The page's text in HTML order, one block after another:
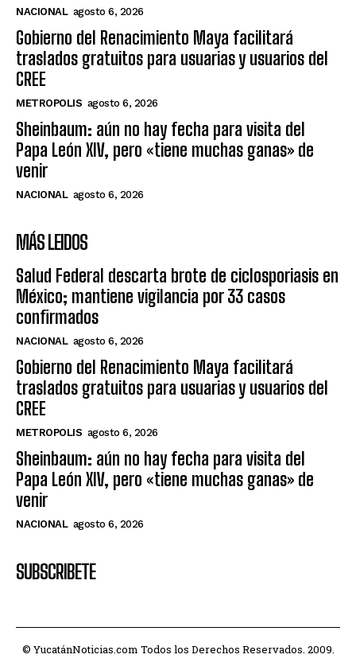
NACIONAL agosto 6, 2026
Gobierno del Renacimiento Maya facilitará
traslados gratuitos para usuarias y usuarios del
CREE
METROPOLIS agosto 6, 2026
Sheinbaum: aún no hay fecha para visita del
Papa León XIV, pero «tiene muchas ganas» de
venir
NACIONAL agosto 6, 2026
MÁS LEIDOS
Salud Federal descarta brote de ciclosporiasis en
México; mantiene vigilancia por 33 casos
confirmados
NACIONAL agosto 6, 2026
Gobierno del Renacimiento Maya facilitará
traslados gratuitos para usuarias y usuarios del
CREE
METROPOLIS agosto 6, 2026
Sheinbaum: aún no hay fecha para visita del
Papa León XIV, pero «tiene muchas ganas» de
venir
NACIONAL agosto 6, 2026
SUBSCRIBETE
© YucatánNoticias.com Todos los Derechos Reservados. 2009.